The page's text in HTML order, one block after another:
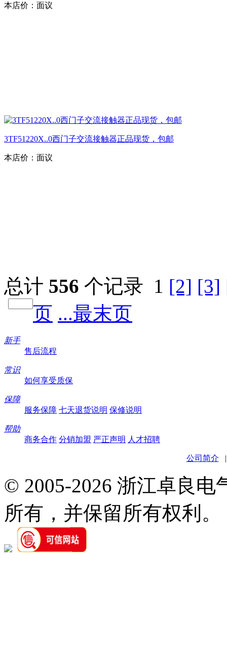
本店价： 面议
3TF51220X..0西门子交流接触器正品现货，包邮
本店价： 面议
总计 556 个记录 1 [2] [3]
页 ...最末页
新手
售后流程
常识
如何享受质保
保障
服务保障 七天退货说明 保修说明
帮助
商务合作 分销加盟 严正声明 人才招聘
公司简介
© 2005-2026 浙江卓良
所有，并保留所有权利。